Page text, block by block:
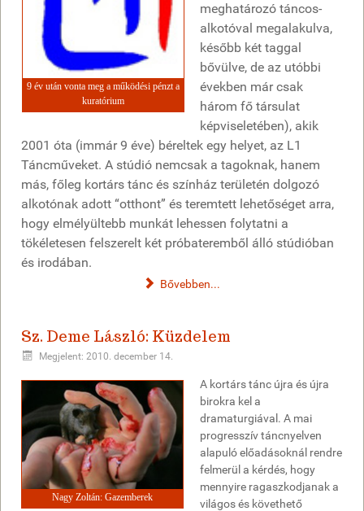
9 év után vonta meg a működési pénzt a
kuratórium
meghatározó táncos-
alkotóval megalakulva,
később két taggal
bővülve, de az utóbbi
években már csak
három fő társulat
képviseletében), akik
2001 óta (immár 9 éve) béreltek egy helyet, az L1
Táncműveket. A stúdió nemcsak a tagoknak, hanem
más, főleg kortárs tánc és színház területén dolgozó
alkotónak adott “otthont” és teremtett lehetőséget arra,
hogy elmélyültebb munkát lehessen folytatni a
tökéletesen felszerelt két próbateremből álló stúdióban
és irodában.
Bővebben...
Sz. Deme László: Küzdelem
Megjelent: 2010. december 14.
Nagy Zoltán: Gazemberek
A kortárs tánc újra és újra
birokra kel a
dramaturgiával. A mai
progresszív táncnyelven
alapuló előadásoknál rendre
felmerül a kérdés, hogy
mennyire ragaszkodjanak a
világos és követhető